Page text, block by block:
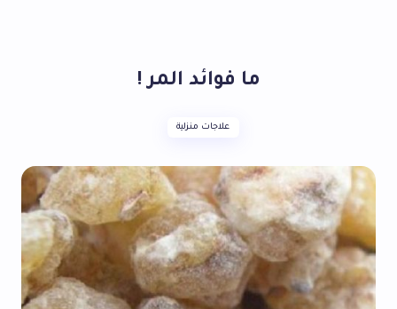
ما فوائد المر !
علاجات منزلية